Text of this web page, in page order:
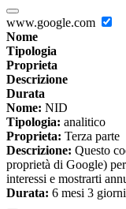
www.google.com
Nome
Tipologia
Proprieta
Descrizione
Durata
Nome: NID
Tipologia: analitico
Proprieta: Terza parte
Descrizione: Questo
proprietà di Google)
interessi e mostrarti
Durata: 6 mesi 3 giorni